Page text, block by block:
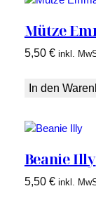
Mütze
5,50 € inkl.
In den
Beanie Illy
5,50 € inkl.